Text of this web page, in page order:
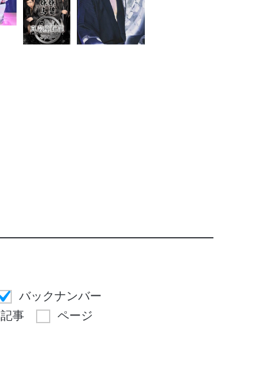
バックナンバー
記事 ページ